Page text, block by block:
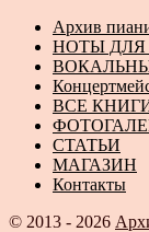
Архив
НОТЫ ДЛЯ
ВСЕ
СТАТЬИ
МАГАЗИН
Контакты
© 2013 - 2026